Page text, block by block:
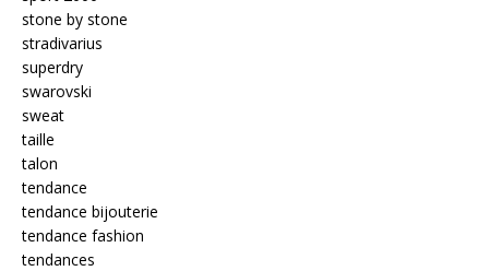
stone by stone
stradivarius
superdry
swarovski
sweat
taille
talon
tendance
tendance bijouterie
tendance fashion
tendances